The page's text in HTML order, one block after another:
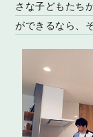
さな子どもたち
ができるなら、